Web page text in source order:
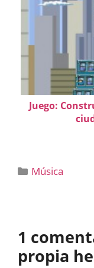
Juego:
Categorías
Música
1
propia